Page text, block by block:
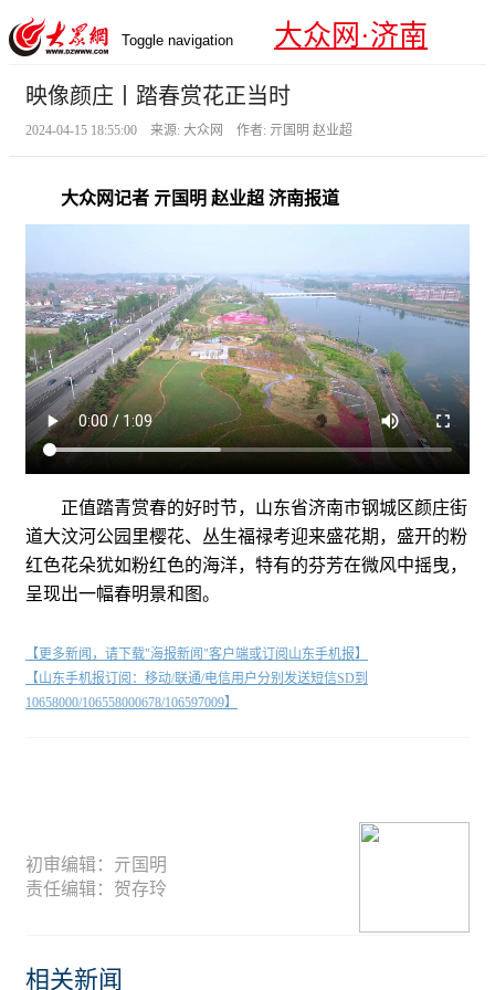
Toggle navigation 大众网·济南
映像颜庄丨踏春赏花正当时
2024-04-15 18:55:00 来源: 大众网 作者: 亓国明 赵业超
大众网记者 亓国明 赵业超 济南报道
正值踏青赏春的好时节，山东省济南市钢城区颜庄街
道大汶河公园里樱花、丛生福禄考迎来盛花期，盛开的粉
红色花朵犹如粉红色的海洋，特有的芬芳在微风中摇曳，
呈现出一幅春明景和图。
【更多新闻，请下载"海报新闻"客户端或订阅山东手机报】
【山东手机报订阅：移动/联通/电信用户分别发送短信SD到
10658000/106558000678/106597009】
初审编辑：亓国明
责任编辑：贺存玲
相关新闻